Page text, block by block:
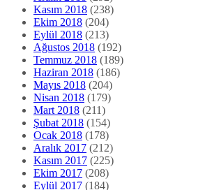
Kasım 2018 (238)
Ekim 2018 (204)
Eylül 2018 (213)
Ağustos 2018 (192)
Temmuz 2018 (189)
Haziran 2018 (186)
Mayıs 2018 (204)
Nisan 2018 (179)
Mart 2018 (211)
Şubat 2018 (154)
Ocak 2018 (178)
Aralık 2017 (212)
Kasım 2017 (225)
Ekim 2017 (208)
Eylül 2017 (184)